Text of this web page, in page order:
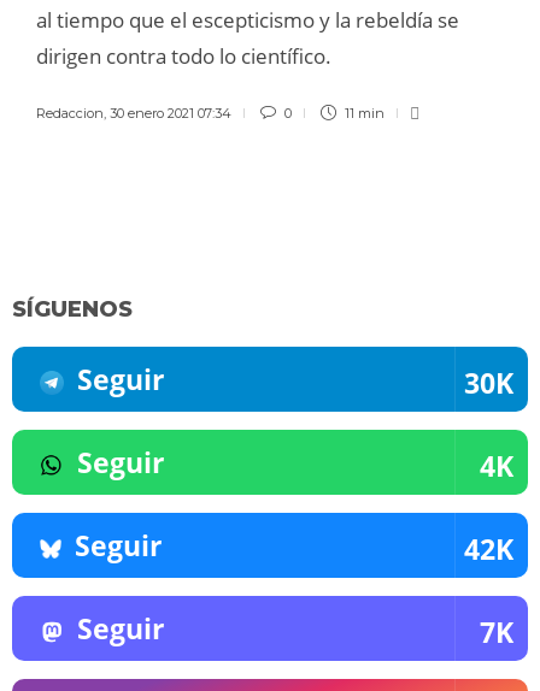
al tiempo que el escepticismo y la rebeldía se
dirigen contra todo lo científico.
Redaccion, 30 enero 2021 07:34 0 11 min
SÍGUENOS
Seguir 30K
Seguir 4K
Seguir 42K
Seguir 7K